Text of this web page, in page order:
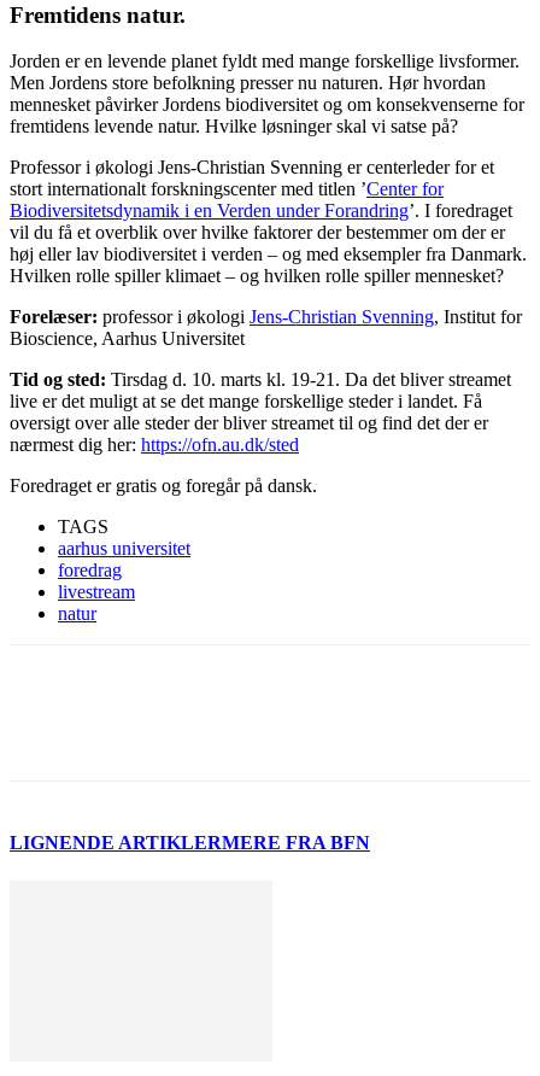
Fremtidens natur.
Jorden er en levende planet fyldt med mange forskellige livsformer.
Men Jordens store befolkning presser nu naturen. Hør hvordan
mennesket påvirker Jordens biodiversitet og om konsekvenserne for
fremtidens levende natur. Hvilke løsninger skal vi satse på?
Professor i økologi Jens-Christian Svenning er centerleder for et
stort internationalt forskningscenter med titlen ’Center for
Biodiversitetsdynamik i en Verden under Forandring’. I foredraget
vil du få et overblik over hvilke faktorer der bestemmer om der er
høj eller lav biodiversitet i verden – og med eksempler fra Danmark.
Hvilken rolle spiller klimaet – og hvilken rolle spiller mennesket?
Forelæser: professor i økologi Jens-Christian Svenning, Institut for
Bioscience, Aarhus Universitet
Tid og sted: Tirsdag d. 10. marts kl. 19-21. Da det bliver streamet
live er det muligt at se det mange forskellige steder i landet. Få
oversigt over alle steder der bliver streamet til og find det der er
nærmest dig her: https://ofn.au.dk/sted
Foredraget er gratis og foregår på dansk.
TAGS
aarhus universitet
foredrag
livestream
natur
LIGNENDE ARTIKLERMERE FRA BFN